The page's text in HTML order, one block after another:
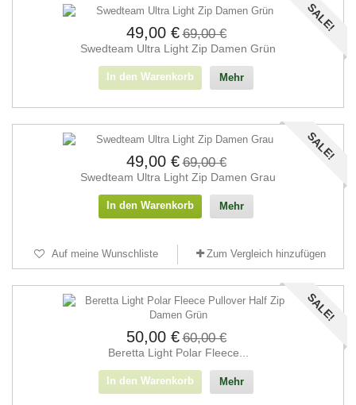
SALE!
49,00 € 69,00 €
Swedteam Ultra Light Zip Damen Grün
In den Warenkorb Mehr
SALE!
49,00 € 69,00 €
Swedteam Ultra Light Zip Damen Grau
In den Warenkorb Mehr
Auf meine Wunschliste Zum Vergleich hinzufügen
SALE!
50,00 € 60,00 €
Beretta Light Polar Fleece...
In den Warenkorb Mehr